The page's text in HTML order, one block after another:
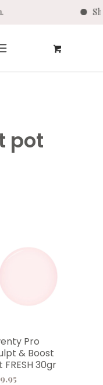
verzonden.
pot
Pro
& Boost
FRESH 30gr